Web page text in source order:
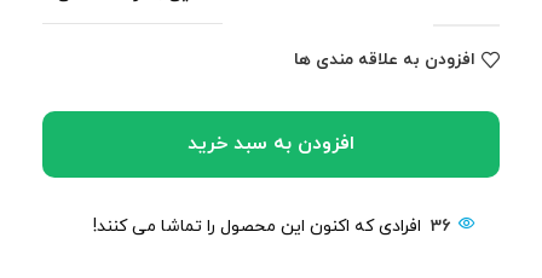
افزودن به علاقه مندی ها
افزودن به سبد خرید
36 افرادی که اکنون این محصول را تماشا می کنند!